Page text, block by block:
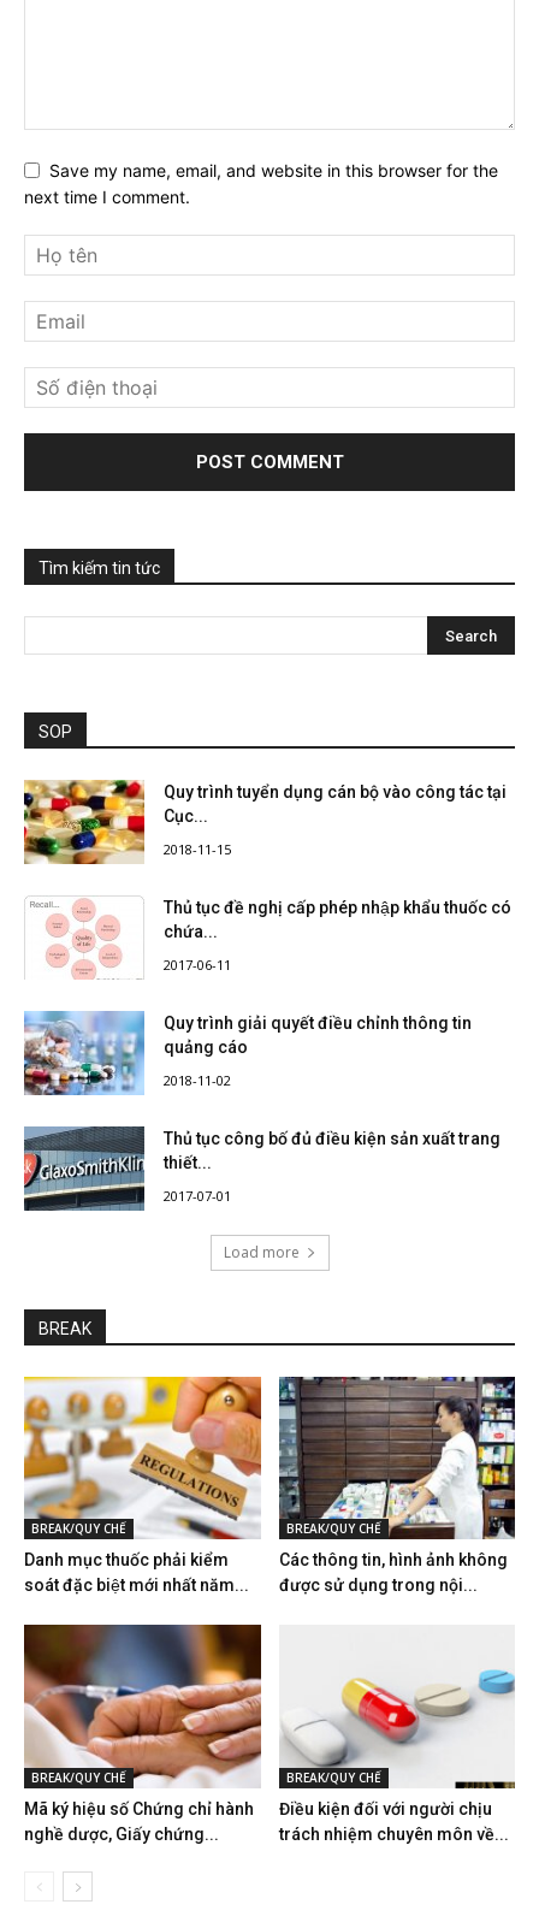
Save my name, email, and website in this browser for the
next time I comment.
Tìm kiếm tin tức
SOP
Quy trình tuyển dụng cán bộ vào công tác tại
Cục...
2018-11-15
Thủ tục đề nghị cấp phép nhập khẩu thuốc có
chứa...
2017-06-11
Quy trình giải quyết điều chỉnh thông tin
quảng cáo
2018-11-02
Thủ tục công bố đủ điều kiện sản xuất trang
thiết...
2017-07-01
Load more
BREAK
BREAK/QUY CHẾ
Danh mục thuốc phải kiểm
soát đặc biệt mới nhất năm...
BREAK/QUY CHẾ
Các thông tin, hình ảnh không
được sử dụng trong nội...
BREAK/QUY CHẾ
Mã ký hiệu số Chứng chỉ hành
nghề dược, Giấy chứng...
BREAK/QUY CHẾ
Điều kiện đối với người chịu
trách nhiệm chuyên môn về...